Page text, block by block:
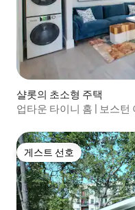
샬롯의 초소형 주택
업타운 타이니 홈 | 보스턴
게스트 선호
게스트 선호